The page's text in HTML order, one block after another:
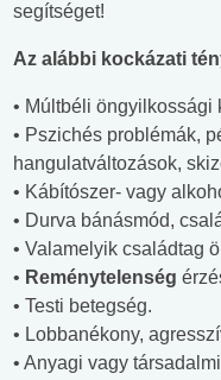
segítséget!
Az alábbi kockázati
• Múltbéli öngyilkossági
• Pszichés problémák,
hangulatváltozások,
• Kábítószer- vagy
• Durva bánásmód,
• Valamelyik családtag
• Reménytelenség
• Testi betegség.
• Lobbanékony,
• Anyagi vagy